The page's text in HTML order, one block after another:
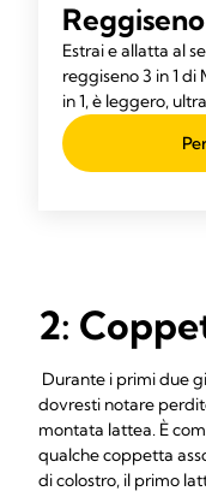
Estrai e allatta al
reggiseno 3 in 1 di
in 1, è leggero,
Stretch™ per una
2:
Durante i primi due
dovresti notare
montata lattea. È
qualche coppetta
di colostro, il primo